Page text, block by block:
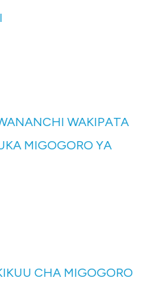
WAKIPATA
MIGOGORO YA
CHA MIGOGORO